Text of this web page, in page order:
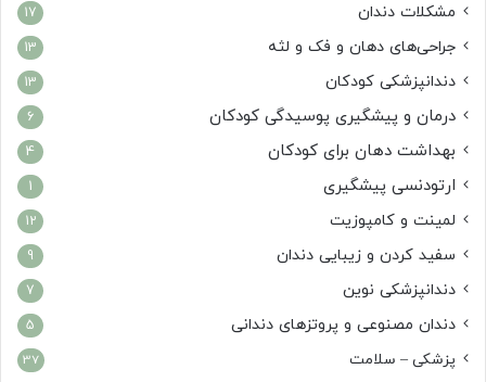
مشکلات دندان 17
جراحی‌های دهان و فک و لثه 13
دندانپزشکی کودکان 13
درمان و پیشگیری پوسیدگی کودکان 6
بهداشت دهان برای کودکان 4
ارتودنسی پیشگیری 1
لمینت و کامپوزیت 12
سفید کردن و زیبایی دندان 9
دندانپزشکی نوین 7
دندان مصنوعی و پروتزهای دندانی 5
پزشکی – سلامت 37